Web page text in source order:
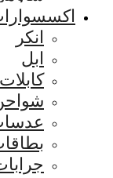
انكر
ابل
كابلات